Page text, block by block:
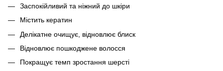
Заспокійливий та ніжний до шкіри
Містить кератин
Делікатне очищує, відновлює блиск
Відновлює пошкоджене волосся
Покращує темп зростання шерсті